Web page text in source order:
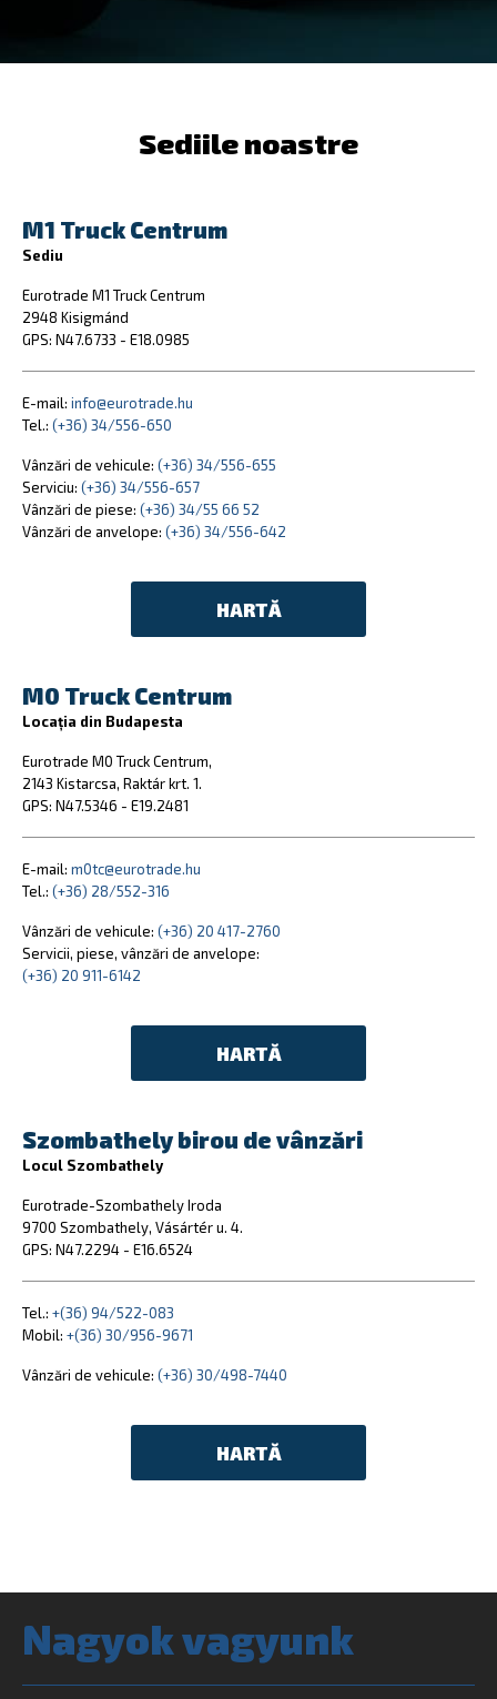
Sediile noastre
M1 Truck Centrum
Sediu
Eurotrade M1 Truck Centrum
2948 Kisigmánd
GPS: N47.6733 - E18.0985
E-mail: info@eurotrade.hu
Tel.: (+36) 34/556-650
Vânzări de vehicule: (+36) 34/556-655
Serviciu: (+36) 34/556-657
Vânzări de piese: (+36) 34/55 66 52
Vânzări de anvelope: (+36) 34/556-642
HARTĂ
M0 Truck Centrum
Locația din Budapesta
Eurotrade M0 Truck Centrum,
2143 Kistarcsa, Raktár krt. 1.
GPS: N47.5346 - E19.2481
E-mail: m0tc@eurotrade.hu
Tel.: (+36) 28/552-316
Vânzări de vehicule: (+36) 20 417-2760
Servicii, piese, vânzări de anvelope:
(+36) 20 911-6142
HARTĂ
Szombathely birou de vânzări
Locul Szombathely
Eurotrade-Szombathely Iroda
9700 Szombathely, Vásártér u. 4.
GPS: N47.2294 - E16.6524
Tel.: +(36) 94/522-083
Mobil: +(36) 30/956-9671
Vânzări de vehicule: (+36) 30/498-7440
HARTĂ
Nagyok vagyunk